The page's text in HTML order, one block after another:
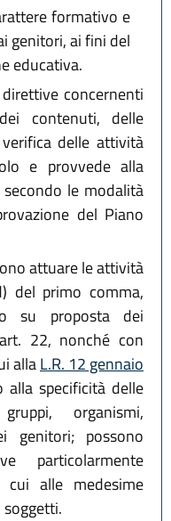
formativo e
genitori, ai fini del
educativa.
concernenti
contenuti, delle
delle attività
e provvede alla
le modalità
del Piano
attuare le attività
del primo comma,
su proposta dei
22, nonché con
allaL.R. 12 gennaio
alla specificità delle
organismi,
genitori; possono
particolarmente
alle medesime